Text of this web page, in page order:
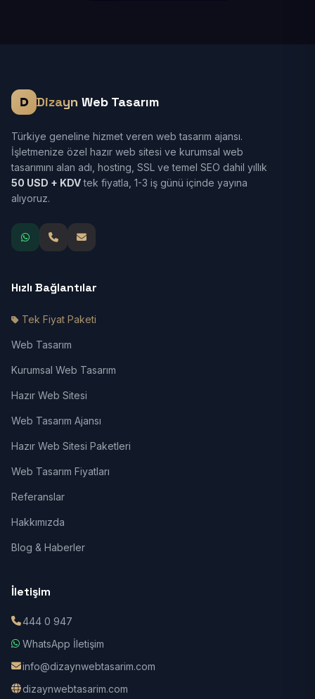
Dizayn Web Tasarım
Türkiye geneline hizmet veren web tasarım ajansı.
İşletmenize özel hazır web sitesi ve kurumsal web
tasarımını alan adı, hosting, SSL ve temel SEO dahil yıllık
50 USD + KDVtek fiyatla, 1-3 iş günü içinde yayına
alıyoruz.
Hızlı Bağlantılar
Tek Fiyat Paketi
Web Tasarım
Kurumsal Web Tasarım
Hazır Web Sitesi
Web Tasarım Ajansı
Hazır Web Sitesi Paketleri
Web Tasarım Fiyatları
Referanslar
Hakkımızda
Blog & Haberler
İletişim
444 0 947
WhatsApp İletişim
info@dizaynwebtasarim.com
dizaynwebtasarim.com